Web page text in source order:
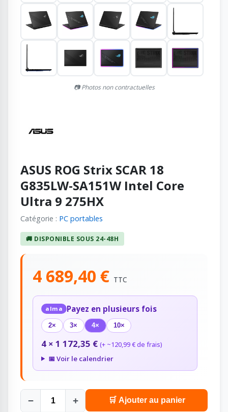
📷 Photos non contractuelles
ASUS ROG Strix SCAR 18
G835LW-SA151W Intel Core
Ultra 9 275HX
Catégorie : PC portables
🚚 DISPONIBLE SOUS 24-48H
4 689,40 € TTC
alma Payez en plusieurs fois
2× 3× 4× 10×
4 × 1 172,35 € (+ ~120,99 € de frais)
📅 Voir le calendrier
− + 🛒 Ajouter au panier